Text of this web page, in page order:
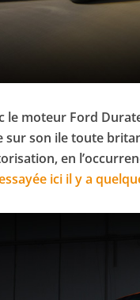
moteur Ford
sur son ile toute
en
ici il y a